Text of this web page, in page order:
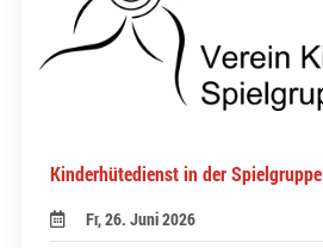
Kinderhütedienst in der Spielgruppe
Fr, 26. Juni 2026